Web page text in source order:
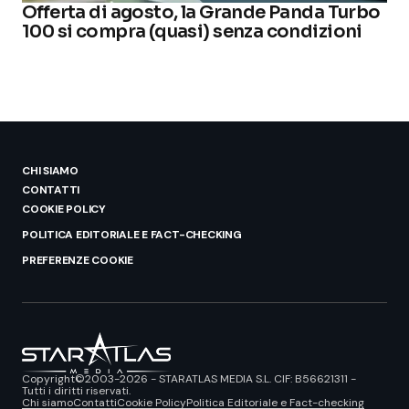
Offerta di agosto, la Grande Panda Turbo
100 si compra (quasi) senza condizioni
CHI SIAMO
CONTATTI
COOKIE POLICY
POLITICA EDITORIALE E FACT-CHECKING
PREFERENZE COOKIE
Copyright©2003-2026 - STARATLAS MEDIA S.L. CIF: B56621311 -
Tutti i diritti riservati.
Chi siamoContattiCookie PolicyPolitica Editoriale e Fact-checking